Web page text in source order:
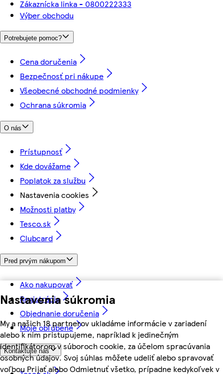
Nastavenia súkromia
My a našich 18 partnerov ukladáme informácie v zariadení
alebo k nim pristupujeme, napríklad k jedinečným
identifikátorom v súboroch cookie, za účelom spracúvania
osobných údajov. Svoj súhlas môžete udeliť alebo spravovať
voľbou Prijať alebo Odmietnuť všetko, prípadne kedykoľvek v
Zákaznícka linka - 0800222333
Výber obchodu
Potrebujete pomoc?
Cena doručenia
Bezpečnosť pri nákupe
Všeobecné obchodné podmienky
Ochrana súkromia
O nás
Prístupnosť
Kde dovážame
Poplatok za službu
Nastavenia cookies
Možnosti platby
Tesco.sk
Clubcard
Pred prvým nákupom
Ako nakupovať
Registrácia
Objednanie doručenia
Moje obľúbené
Kontaktujte nás